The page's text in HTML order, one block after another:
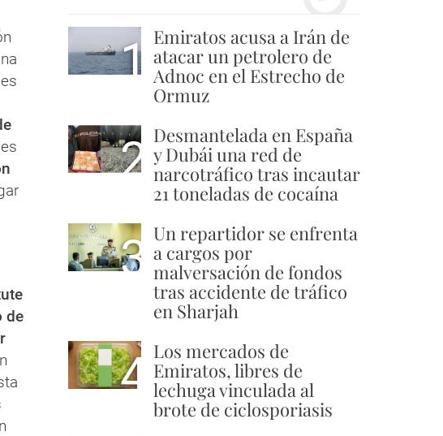
de
1 Emiratos acusa a Irán de
atacar un petrolero de
Adnoc en el Estrecho de
Ormuz
2 Desmantelada en España
y Dubái una red de
narcotráfico tras incautar
21 toneladas de cocaína
3 Un repartidor se enfrenta
a cargos por
malversación de fondos
tras accidente de tráfico
en Sharjah
4 Los mercados de
Emiratos, libres de
lechuga vinculada al
brote de ciclosporiasis